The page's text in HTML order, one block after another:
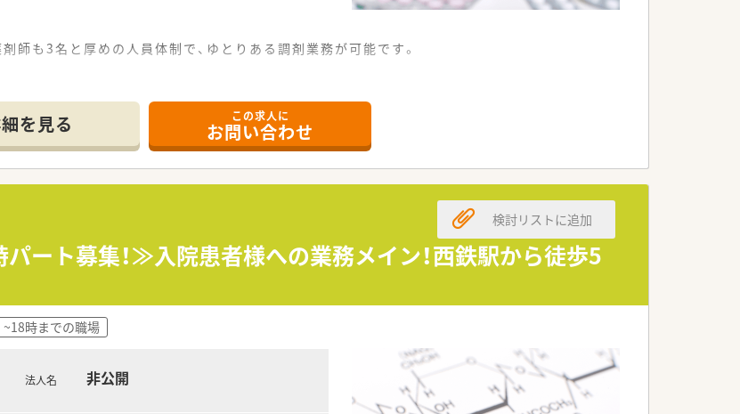
も3名と厚めの人員体制で、ゆとりある調剤業務が可能です。
庭との両立も図りやすい職場です。
人です。
制も整っています。
す。
型まで幅広い形態の店舗があり、薬剤師として幅広く経験を積む事が可能です。全店舗で
くOTCも経験できる環境です。
制を維持しております。
以外でも飲み合わせ・重複チェックができる体制を整えています。
として還元をしており、頑張りに応じて評価頂ける会社です。
を上げるしかないと考えており、社員のワークライフバランスを真剣に考え従業員が働き
40名が育児に専念しており復帰率が非常に高いです。（2022年6月時点）
変形労働時間制。長時間になりがちな医療業界で「全社員残業ゼロ（繁忙期除く）」を目指し
を見る この求人に
お問い合わせ
ート募集！≫入院患者様への業務メイン！西鉄駅から徒歩5
検討リストに追加
~18時までの職場
法人名 非公開